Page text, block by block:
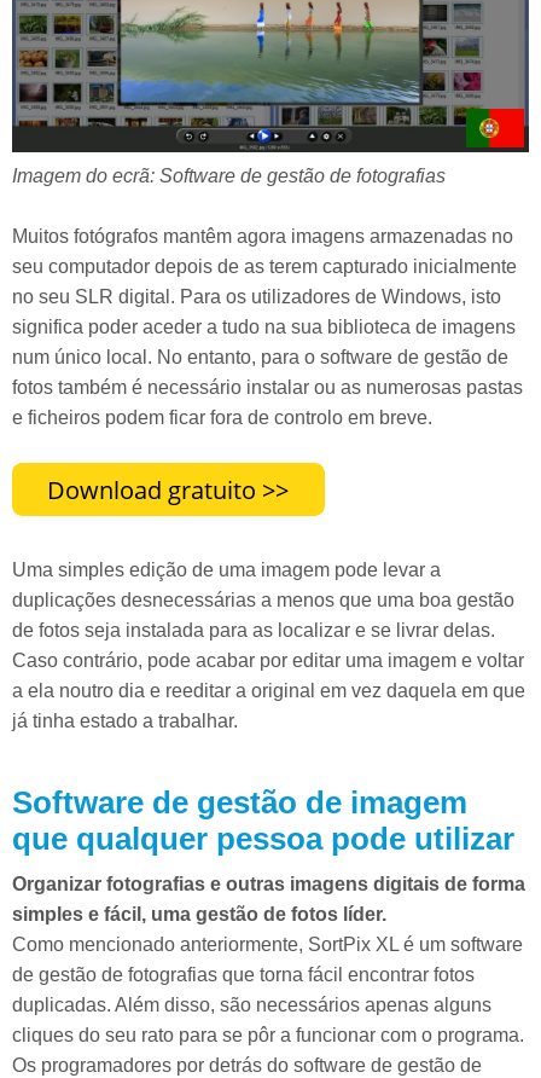
Imagem do ecrã: Software de gestão de fotografias
Muitos fotógrafos mantêm agora imagens armazenadas no
seu computador depois de as terem capturado inicialmente
no seu SLR digital. Para os utilizadores de Windows, isto
significa poder aceder a tudo na sua biblioteca de imagens
num único local. No entanto, para o software de gestão de
fotos também é necessário instalar ou as numerosas pastas
e ficheiros podem ficar fora de controlo em breve.
Uma simples edição de uma imagem pode levar a
duplicações desnecessárias a menos que uma boa gestão
de fotos seja instalada para as localizar e se livrar delas.
Caso contrário, pode acabar por editar uma imagem e voltar
a ela noutro dia e reeditar a original em vez daquela em que
já tinha estado a trabalhar.
Software de gestão de imagem
que qualquer pessoa pode utilizar
Organizar fotografias e outras imagens digitais de forma
simples e fácil, uma gestão de fotos líder.
Como mencionado anteriormente, SortPix XL é um software
de gestão de fotografias que torna fácil encontrar fotos
duplicadas. Além disso, são necessários apenas alguns
cliques do seu rato para se pôr a funcionar com o programa.
Os programadores por detrás do software de gestão de